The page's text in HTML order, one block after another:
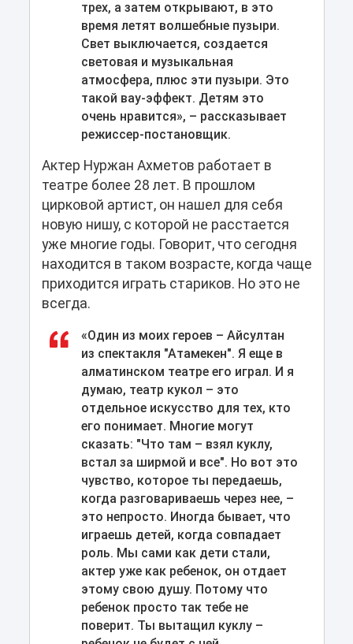
трех, а затем открывают, в это
время летят волшебные пузыри.
Свет выключается, создается
световая и музыкальная
атмосфера, плюс эти пузыри. Это
такой вау-эффект. Детям это
очень нравится», – рассказывает
режиссер-постановщик.
Актер Нуржан Ахметов работает в
театре более 28 лет. В прошлом
цирковой артист, он нашел для себя
новую нишу, с которой не расстается
уже многие годы. Говорит, что сегодня
находится в таком возрасте, когда чаще
приходится играть стариков. Но это не
всегда.
«Один из моих героев – Айсултан
из спектакля "Атамекен". Я еще в
алматинском театре его играл. И я
думаю, театр кукол – это
отдельное искусство для тех, кто
его понимает. Многие могут
сказать: "Что там – взял куклу,
встал за ширмой и все". Но вот это
чувство, которое ты передаешь,
когда разговариваешь через нее, –
это непросто. Иногда бывает, что
играешь детей, когда совпадает
роль. Мы сами как дети стали,
актер уже как ребенок, он отдает
этому свою душу. Потому что
ребенок просто так тебе не
поверит. Ты вытащил куклу –